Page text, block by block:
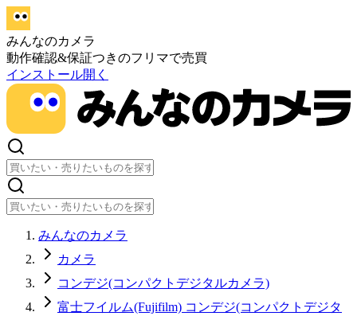
みんなのカメラ
動作確認&保証つきのフリマで売買
インストール開く
みんなのカメラ
カメラ
コンデジ(コンパクトデジタルカメラ)
富士フイルム(Fujifilm) コンデジ(コンパクトデジタ